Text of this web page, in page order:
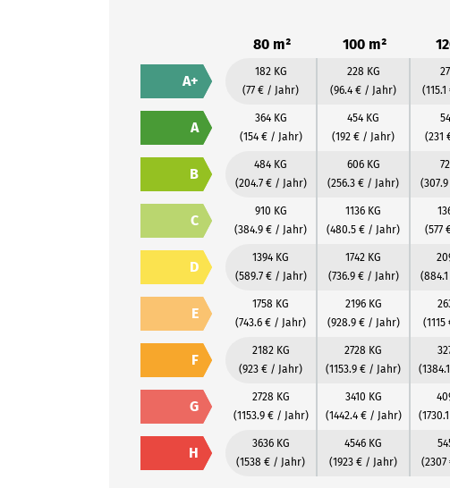
80 m² 100 m²
A+
182 KG
(77 € / Jahr)
228 KG
(96.4 € / Jahr)
A
364 KG
(154 € / Jahr)
454 KG
(192 € / Jahr)
(231
B
484 KG
(204.7 € / Jahr)
606 KG
(256.3 € / Jahr)
C
910 KG
(384.9 € / Jahr)
1136 KG
(480.5 € / Jahr)
(577
D
1394 KG
(589.7 € / Jahr)
1742 KG
(736.9 € / Jahr)
E
1758 KG
(743.6 € / Jahr)
2196 KG
(928.9 € / Jahr)
F
2182 KG
(923 € / Jahr)
2728 KG
(1153.9 € / Jahr)
G
2728 KG
(1153.9 € / Jahr)
3410 KG
(1442.4 € / Jahr)
H
3636 KG
(1538 € / Jahr)
4546 KG
(1923 € / Jahr)